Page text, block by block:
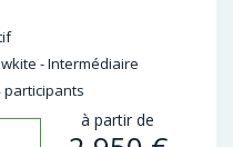
- Intermédiaire
participants
à partir de